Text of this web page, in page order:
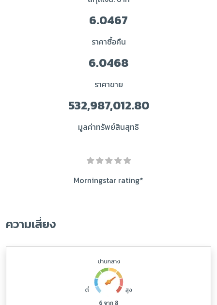
6.0467
ราคาซื้อคืน
6.0468
ราคาขาย
532,987,012.80
มูลค่าทรัพย์สินสุทธิ
Morningstar rating*
ความเสี่ยง